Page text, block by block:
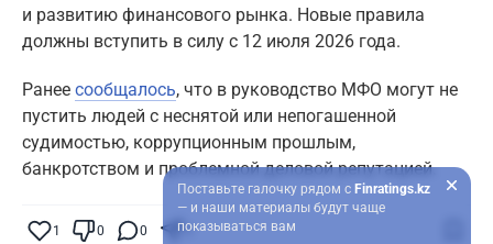
и развитию финансового рынка. Новые правила
должны вступить в силу с 12 июля 2026 года.
Ранее сообщалось, что в руководство МФО могут не
пустить людей с неснятой или непогашенной
судимостью, коррупционным прошлым,
банкротством и проблемной деловой репутацией.
1 0 0 0
Поставьте галочку рядом с Finratings.kz
— и наши материалы будут чаще
показываться вам